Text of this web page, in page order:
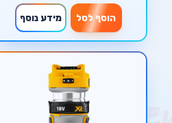
הוסף לסל מידע נוסף